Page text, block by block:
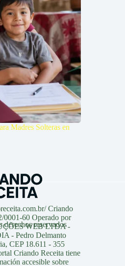
Madres Solteras en
reservados
Criando
0001-60 Operado por
WEB LTDA -
- Pedro Delmanto
CEP 18.611 - 355
Criando Receita tiene
accesible sobre